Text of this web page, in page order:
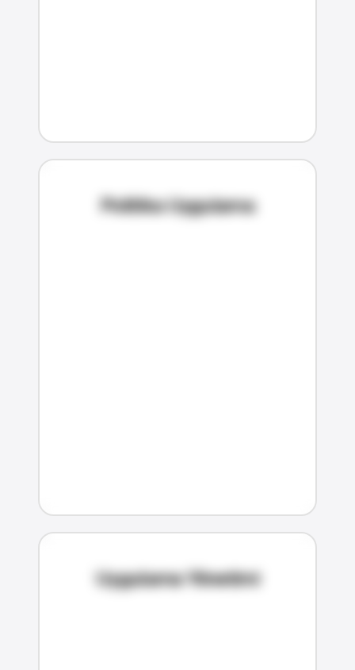
Politika Uygulama
Uygulama Yönetimi